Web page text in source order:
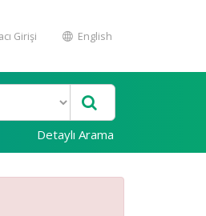
Girişi English
Detaylı Arama